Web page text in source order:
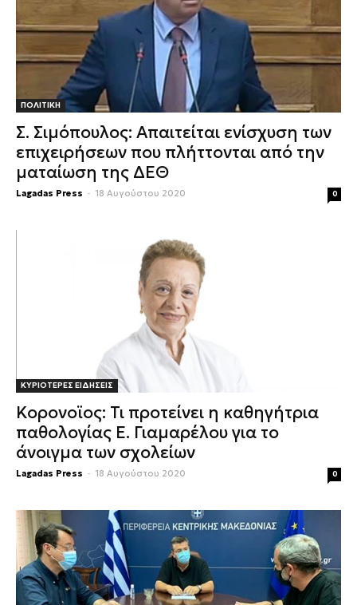
ΠΟΛΙΤΙΚΗ
Σ. Σιμόπουλος: Απαιτείται ενίσχυση των
επιχειρήσεων που πλήττονται από την
ματαίωση της ΔΕΘ
Lagadas Press - 18 Αυγούστου 2020 0
ΚΥΡΙΟΤΕΡΕΣ ΕΙΔΗΣΕΙΣ
Κορονοϊος: Τι προτείνει η καθηγήτρια
παθολογίας Ε. Γιαμαρέλου για το
άνοιγμα των σχολείων
Lagadas Press - 18 Αυγούστου 2020 0